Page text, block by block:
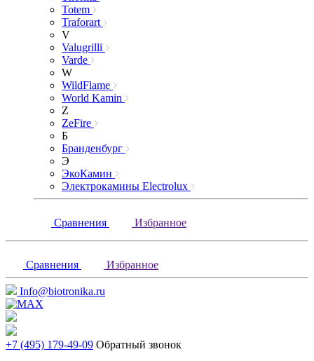
Totem
Traforart
V
Valugrilli
Varde
W
WildFlame
World Kamin
Z
ZeFire
Б
Бранденбург
Э
ЭкоКамин
Электрокамины Electrolux
Сравнения Избранное
Сравнения Избранное
Info@biotronika.ru
+7 (495) 179-49-09 Обратный звонок